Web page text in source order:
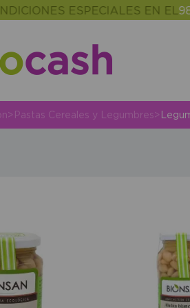
ESPECIALES EN EL 986 302
> Pastas Cereales y Legumbres>